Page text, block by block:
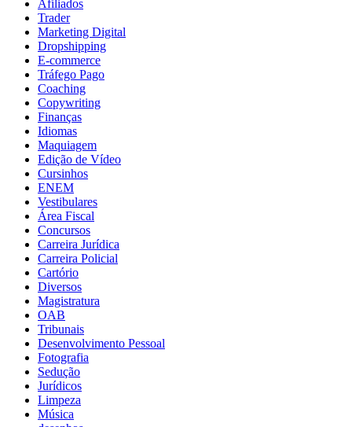
Afiliados
Trader
Marketing Digital
Dropshipping
E-commerce
Tráfego Pago
Coaching
Copywriting
Finanças
Idiomas
Maquiagem
Edição de Vídeo
Cursinhos
ENEM
Vestibulares
Área Fiscal
Concursos
Carreira Jurídica
Carreira Policial
Cartório
Diversos
Magistratura
OAB
Tribunais
Desenvolvimento Pessoal
Fotografia
Sedução
Jurídicos
Limpeza
Música